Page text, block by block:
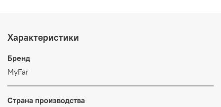
Характеристики
Бренд
MyFar
Страна производства